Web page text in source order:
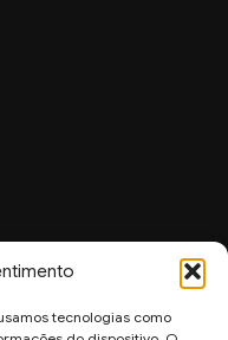
tecnologias como